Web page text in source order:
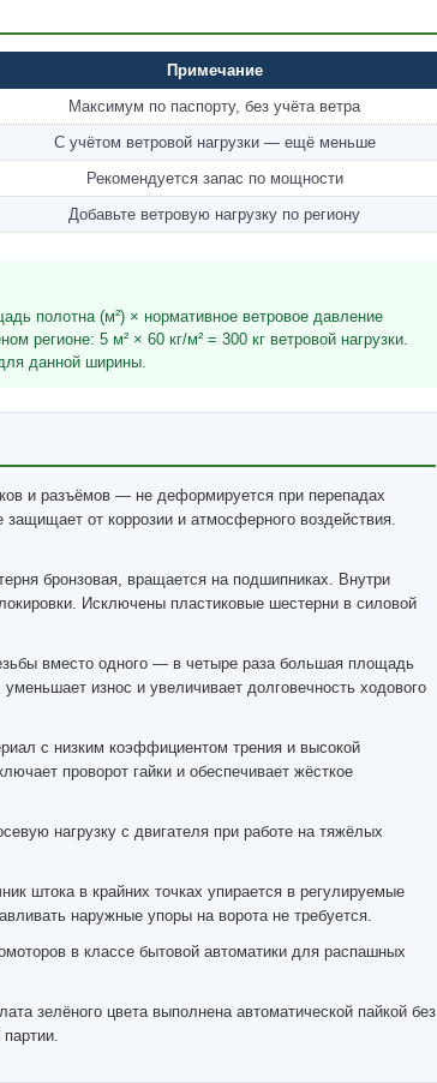
Примечание
Максимум по паспорту, без учёта ветра
С учётом ветровой нагрузки — ещё меньше
Рекомендуется запас по мощности
Добавьте ветровую нагрузку по региону
полотна (м²) × нормативное ветровое давление
регионе: 5 м² × 60 кг/м² = 300 кг ветровой нагрузки.
данной ширины.
и разъёмов — не деформируется при перепадах
от коррозии и атмосферного воздействия.
бронзовая, вращается на подшипниках. Внутри
Исключены пластиковые шестерни в силовой
вместо одного — в четыре раза большая площадь
износ и увеличивает долговечность ходового
с низким коэффициентом трения и высокой
проворот гайки и обеспечивает жёсткое
нагрузку с двигателя при работе на тяжёлых
штока в крайних точках упирается в регулируемые
наружные упоры на ворота не требуется.
в классе бытовой автоматики для распашных
зелёного цвета выполнена автоматической пайкой без